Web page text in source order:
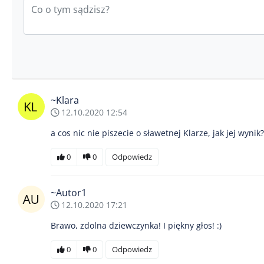
~Klara
12.10.2020 12:54
a cos nic nie piszecie o sławetnej Klarze, jak jej wynik?
0 0 Odpowiedz
~Autor1
12.10.2020 17:21
Brawo, zdolna dziewczynka! I piękny głos! :)
0 0 Odpowiedz